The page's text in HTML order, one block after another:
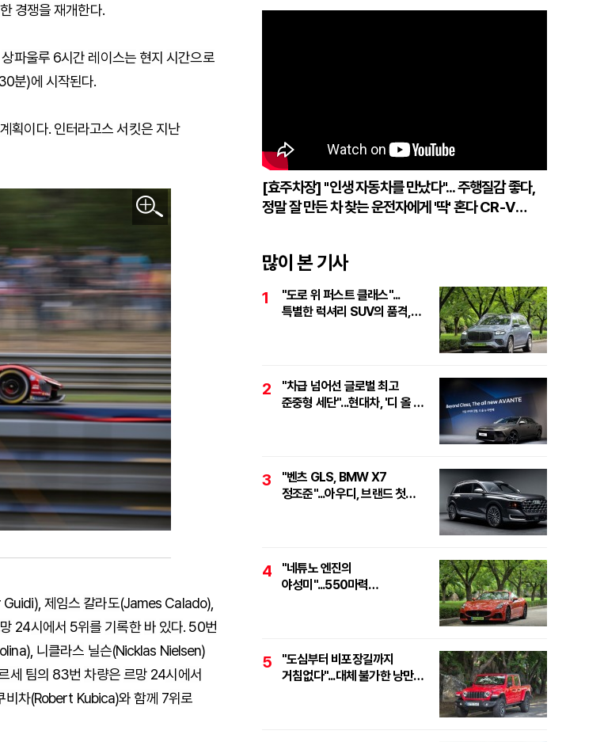
경쟁을 재개한다.
상파울루6시간 레이스는 현지 시간으로
분)에 시작된다.
계획이다. 인터라고스 서킷은 지난
Guidi), 제임스 칼라도(James Calado),
24시에서 5위를 기록한 바 있다. 50번
니클라스 닐슨(Nicklas Nielsen)
세 팀의 83번 차량은 르망 24시에서
비차(Robert Kubica)와 함께 7위로
[효주차장] "인생 자동차를 만났다"... 주행질감 좋다,
정말 잘 만든 차 찾는 운전자에게 '딱' 혼다 CR-V
많이 본 기사
1
"도로 위 퍼스트 클래스"...
특별한 럭셔리 SUV의 품격,
2
"차급 넘어선 글로벌 최고
준중형 세단"...현대차, '디 올 뉴
3
"벤츠 GLS, BMW X7
정조준"...아우디, 브랜드 첫
4
"네튜노 엔진의
야성미"...550마력
5
"도심부터 비포장길까지
거침없다"...대체 불가한 낭만